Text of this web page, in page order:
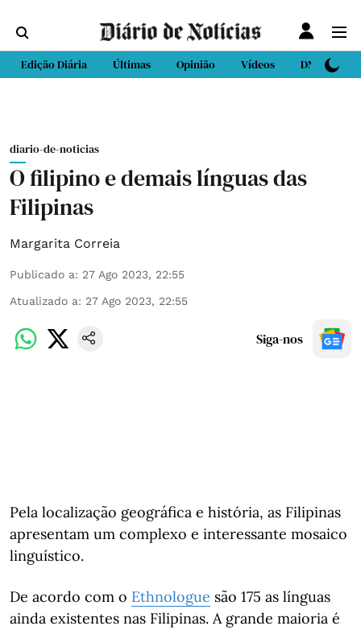
Edição Diária Últimas Opinião Vídeos DN Sport
diario-de-noticias
O filipino e demais línguas das
Filipinas
Margarita Correia
Publicado a: 27 Ago 2023, 22:55
Atualizado a: 27 Ago 2023, 22:55
Siga-nos
Pela localização geográfica e história, as Filipinas
apresentam um complexo e interessante mosaico
linguístico.
De acordo com o Ethnologue são 175 as línguas
ainda existentes nas Filipinas. A grande maioria é